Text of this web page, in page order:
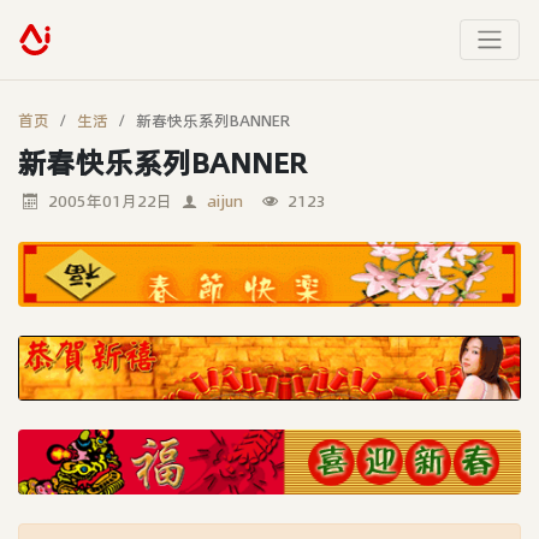
首页 生活 新春快乐系列BANNER
新春快乐系列BANNER
2005年01月22日 aijun 2123